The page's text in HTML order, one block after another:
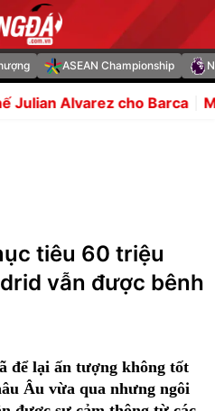
ASEAN Championship
Mudryk khó có đất
tiêu 60 triệu
vẫn được bênh
để lại ấn tượng không tốt
Âu vừa qua nhưng ngôi